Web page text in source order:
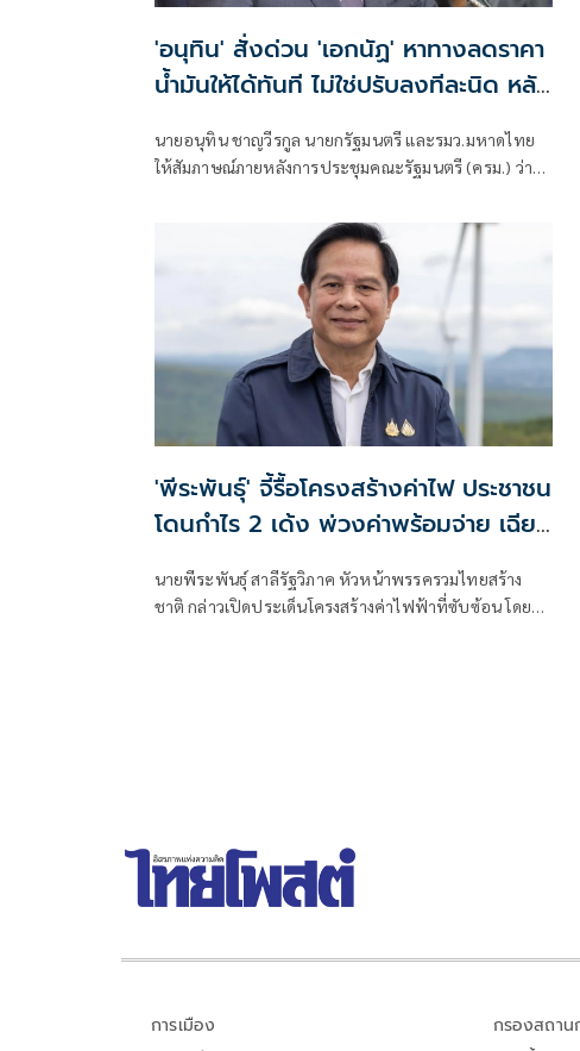
'อนุทิน' สั่งด่วน 'เอกนัฏ' หาทางลดราคา
น้ำมันให้ได้ทันที ไม่ใช่ปรับลงทีละนิด หลัง
นายอนุทิน ชาญวีรกูล นายกรัฐมนตรี และรมว.มหาดไทย
ให้สัมภาษณ์ภายหลังการประชุมคณะรัฐมนตรี (ครม.) ว่า
หาทางในการลดราคาขายปลีกน้ำมันลงให้ได้ เหตุผลคือ
ประชาชนทั่วไปได้รับทราบราคาน้ำในตลาดโลกได้ลดลง
แล้วและราคาอยู่ในระดับที่ทรงตัว ราคาขายปลีกใน
ประเทศก็สมควรที่จะลดลง
'พีระพันธุ์' จี้รื้อโครงสร้างค่าไฟ ประชาชน
โดนกำไร 2 เด้ง พ่วงค่าพร้อมจ่าย เฉียด
นายพีระพันธุ์ สาลีรัฐวิภาค หัวหน้าพรรครวมไทยสร้าง
ชาติ กล่าวเปิดประเด็นโครงสร้างค่าไฟฟ้าที่ซับซ้อน โดย
การเมือง
กรองสถา